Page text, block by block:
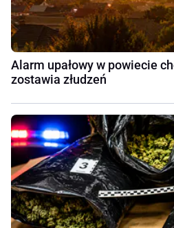
Alarm upałowy w powiecie
zostawia złudzeń